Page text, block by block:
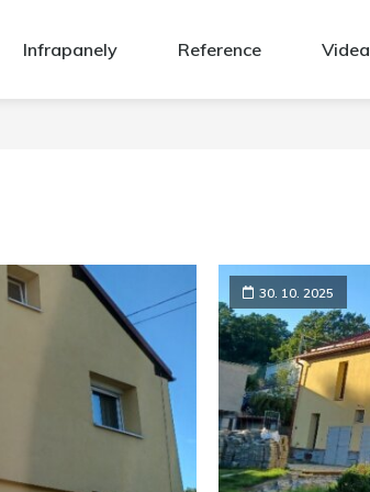
Infrapanely Reference Videa
30. 10. 2025